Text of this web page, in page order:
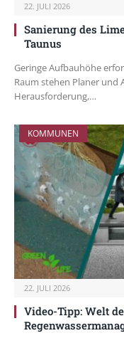
22. JULI 2026
Sanierung des
Taunus
Geringe Aufbauhöhe
Raum stehen Planer
Herausforderung,…
KOMMUNEN
22. JULI 2026
Video-Tipp: Welt